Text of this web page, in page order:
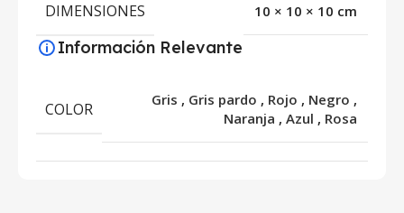
DIMENSIONES 10 × 10 × 10 cm
Información Relevante
COLOR Gris , Gris pardo , Rojo , Negro ,
Naranja , Azul , Rosa